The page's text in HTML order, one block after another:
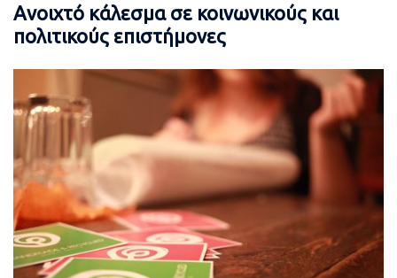
Ανοιχτό κάλεσμα σε κοινωνικούς και
πολιτικούς επιστήμονες